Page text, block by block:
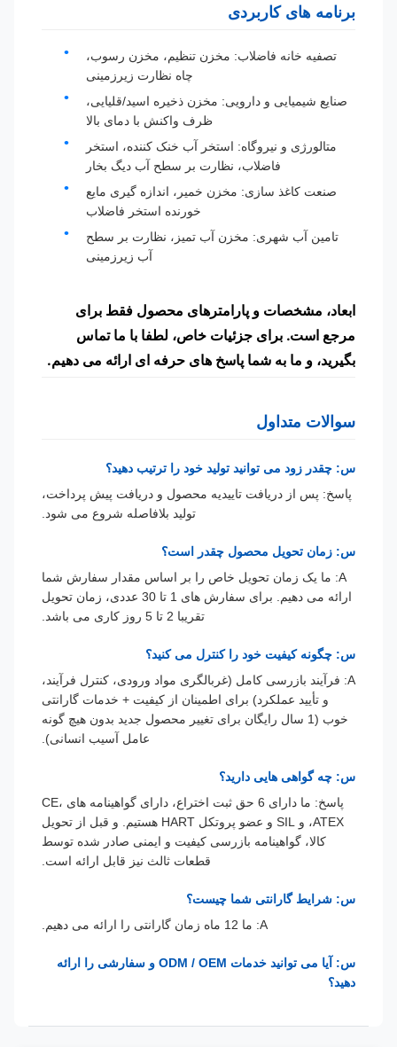
برنامه های کاربردی
تصفیه خانه فاضلاب: مخزن تنظیم، مخزن رسوب،
چاه نظارت زیرزمینی
صنایع شیمیایی و دارویی: مخزن ذخیره اسید/قلیایی،
ظرف واکنش با دمای بالا
متالورژی و نیروگاه: استخر آب خنک کننده، استخر
فاضلاب، نظارت بر سطح آب دیگ بخار
صنعت کاغذ سازی: مخزن خمیر، اندازه گیری مایع
خورنده استخر فاضلاب
تامین آب شهری: مخزن آب تمیز، نظارت بر سطح
آب زیرزمینی
ابعاد، مشخصات و پارامترهای محصول فقط برای
مرجع است. برای جزئیات خاص، لطفا با ما تماس
بگیرید، و ما به شما پاسخ های حرفه ای ارائه می دهیم.
سوالات متداول
س: چقدر زود می توانید تولید خود را ترتیب دهید؟
پاسخ: پس از دریافت تاییدیه محصول و دریافت پیش پرداخت،
تولید بلافاصله شروع می شود.
س: زمان تحویل محصول چقدر است؟
A: ما یک زمان تحویل خاص را بر اساس مقدار سفارش شما
ارائه می دهیم. برای سفارش های 1 تا 30 عددی، زمان تحویل
تقریبا 2 تا 5 روز کاری می باشد.
س: چگونه کیفیت خود را کنترل می کنید؟
A: فرآیند بازرسی کامل (غربالگری مواد ورودی، کنترل فرآیند،
و تأیید عملکرد) برای اطمینان از کیفیت + خدمات گارانتی
خوب (1 سال رایگان برای تغییر محصول جدید بدون هیچ گونه
عامل آسیب انسانی).
س: چه گواهی هایی دارید؟
پاسخ: ما دارای 6 حق ثبت اختراع، دارای گواهینامه های CE،
ATEX، و SIL و عضو پروتکل HART هستیم. و قبل از تحویل
کالا، گواهینامه بازرسی کیفیت و ایمنی صادر شده توسط
قطعات ثالث نیز قابل ارائه است.
س: شرایط گارانتی شما چیست؟
س: آیا می توانید خدمات ODM / OEM و سفارشی را ارائه